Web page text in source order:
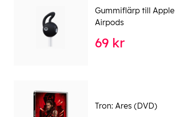
Gummiflärp till Apple
Airpods
69 kr
Tron: Ares (DVD)